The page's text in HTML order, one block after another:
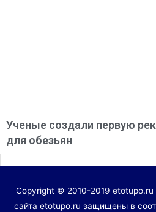
Ученые создали первую
для обезьян
Copyright © 2010-2019 etotupo.ru
сайта etotupo.ru защищены в